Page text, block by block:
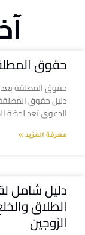
حقوق
حقوق المطلقة بعد
دليل حقوق
الدعوى تعد لحظة
معرفة المزيد »
دليل شامل
الطلاق
الزوجين